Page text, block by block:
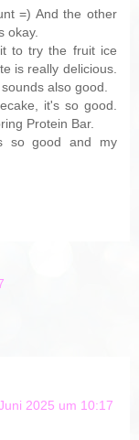
=) And the other
okay.
to try the fruit ice
is really delicious.
also good.
it's so good.
Protein Bar.
so good and my
2025 um 10:17